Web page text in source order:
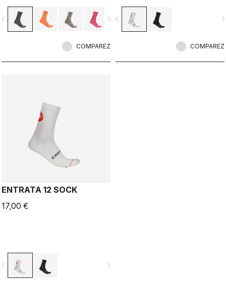
navigate_next
COMPAREZ
navigate_before
COMPAREZ
ENTRATA 12 SOCK
17,00 €
navigate_next